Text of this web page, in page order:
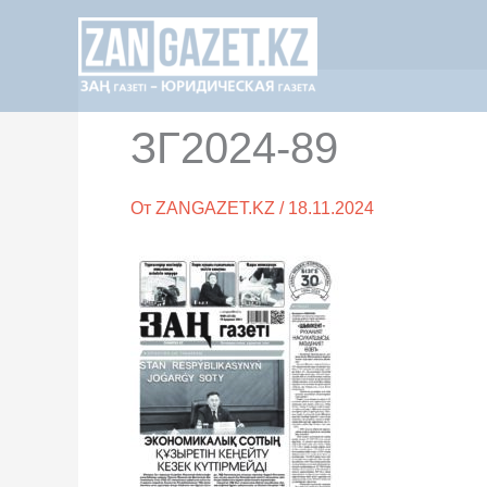
содержимому
ЗГ2024-89
От ZANGAZET.KZ / 18.11.2024